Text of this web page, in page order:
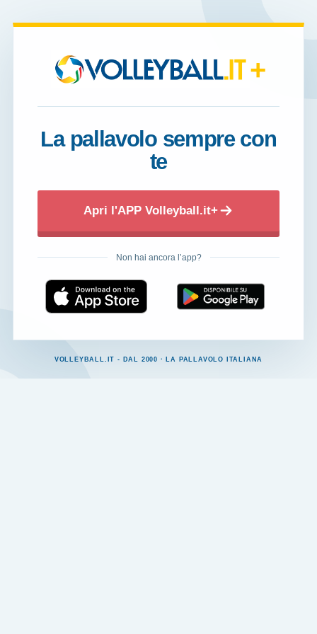
+
La pallavolo sempre con
te
Apri l'APP Volleyball.it+
Non hai ancora l’app?
VOLLEYBALL.IT - DAL 2000 · LA PALLAVOLO ITALIANA